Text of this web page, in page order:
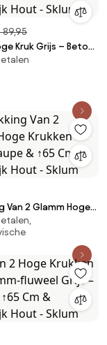
89,95
Kruk Grijs – Beton
Natuurlijk Hout -
Van 2 Glamm Hoge
– Taupe & ↑65 Cm
Hout - Sklum